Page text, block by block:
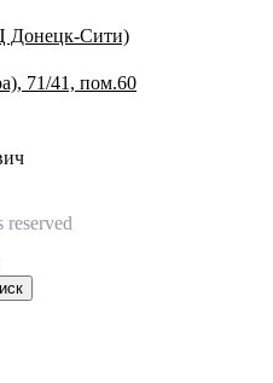
Донецк-Сити)
71/41, пом.60